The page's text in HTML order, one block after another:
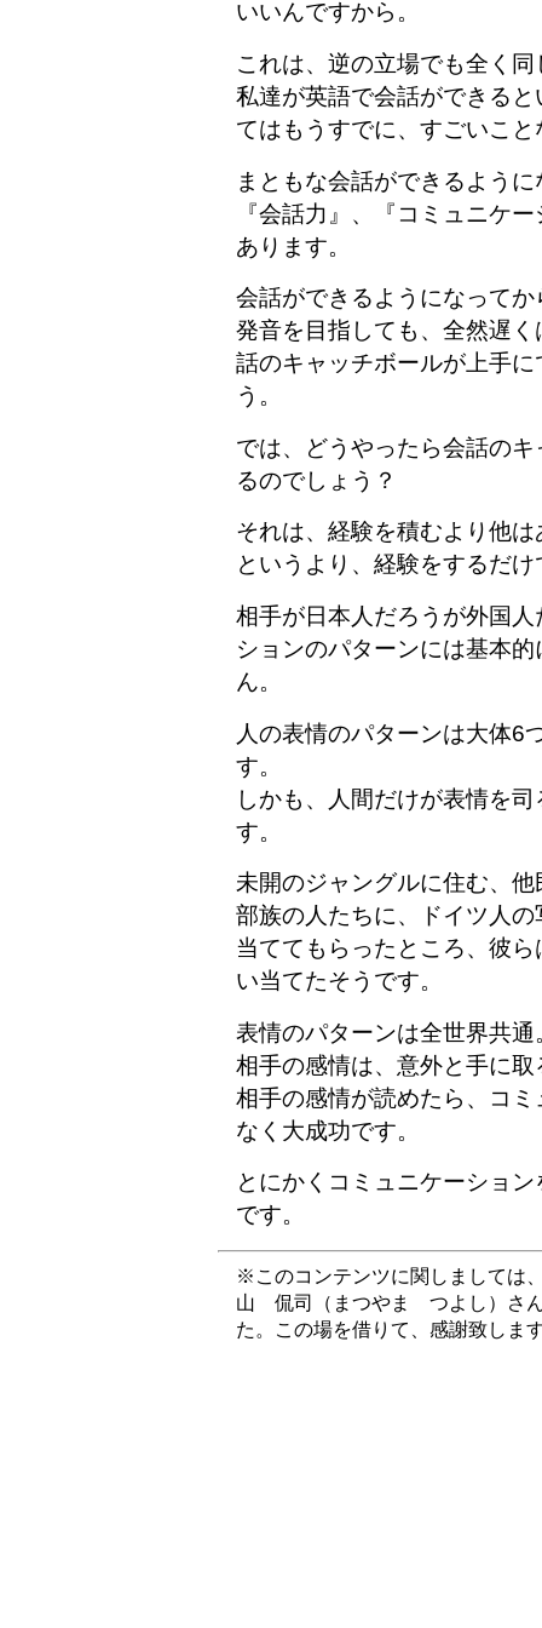
いいんですから。
これは、逆の立場でも全く
私達が英語で会話ができる
てはもうすでに、すごいこ
まともな会話ができるよう
『会話力』、『コミュニケ
あります。
会話ができるようになって
発音を目指しても、全然遅
話のキャッチボールが上手
う。
では、どうやったら会話の
るのでしょう？
それは、経験を積むより他
というより、経験をするだ
相手が日本人だろうが外国
ションのパターンには基本
ん。
人の表情のパターンは大体6
す。
しかも、人間だけが表情を
す。
未開のジャングルに住む、
部族の人たちに、ドイツ人
当ててもらったところ、彼
い当てたそうです。
表情のパターンは全世界共通
相手の感情は、意外と手に
相手の感情が読めたら、コ
なく大成功です。
とにかくコミュニケーショ
です。
※このコンテンツに関しましては
山 侃司（まつやま つよし）さ
た。この場を借りて、感謝致しま